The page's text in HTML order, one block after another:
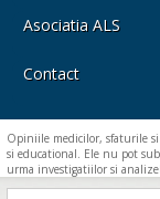
Asociatia ALS
Contact
Opiniile medicilor, sfaturile
si educational. Ele nu pot
urma investigatiilor si